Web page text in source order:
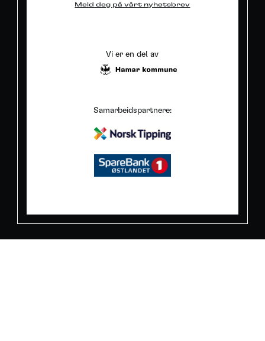
Meld deg på vårt nyhetsbrev
Vi er en del av
Samarbeidspartnere: